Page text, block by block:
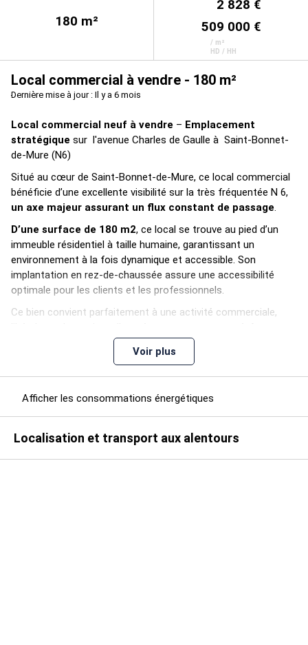
180 m²
2 828 €
509 000 €
/ m²
HD / HH
Local commercial à vendre - 180 m²
Dernière mise à jour : Il y a 6 mois
Local commercial neuf à vendre – Emplacement
stratégique sur l'avenue Charles de Gaulle à Saint-Bonnet-
de-Mure (N6)
Situé au cœur de Saint-Bonnet-de-Mure, ce local commercial
bénéficie d’une excellente visibilité sur la très fréquentée N 6,
un axe majeur assurant un flux constant de passage.
D’une surface de 180 m2, ce local se trouve au pied d’un
immeuble résidentiel à taille humaine, garantissant un
environnement à la fois dynamique et accessible. Son
implantation en rez-de-chaussée assure une accessibilité
optimale pour les clients et les professionnels.
Ce bien convient parfaitement à une activité commerciale,
d’implantation dans un secteur recherché, alliant
visibilité, accessibilité et proximité résidentielle
Caractéristiques principales :
> Emplacement passant – visibilité maximale
> Au pied d’un immeuble résidentiel récent
Voir plus
Afficher les consommations énergétiques
Localisation et transport aux alentours